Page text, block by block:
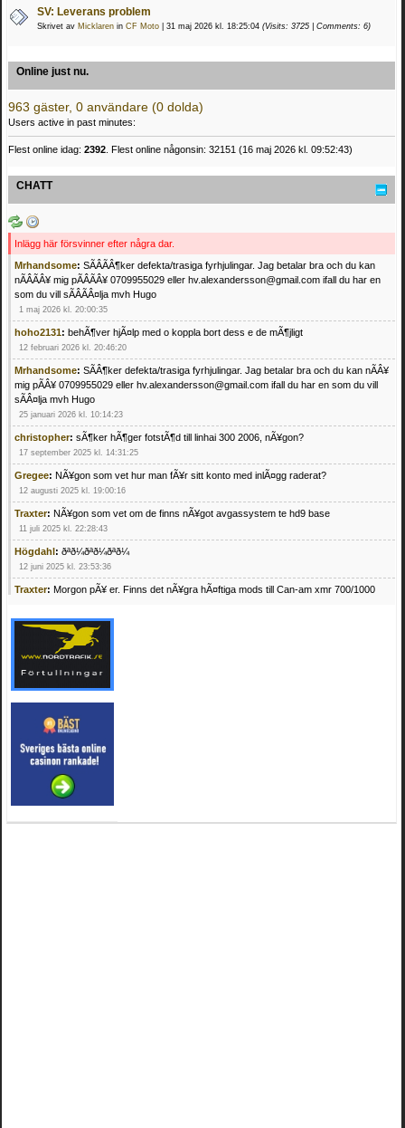
SV: Leverans problem
Skrivet av Micklaren in CF Moto | 31 maj 2026 kl. 18:25:04 (Visits: 3725 | Comments: 6)
Online just nu.
963 gäster, 0 användare (0 dolda)
Users active in past minutes:
Flest online idag: 2392 . Flest online någonsin: 32151 (16 maj 2026 kl. 09:52:43)
CHATT
Inlägg här försvinner efter några dar.
Mrhandsome: SÃÂÃÂ¶ker defekta/trasiga fyrhjulingar. Jag betalar bra och du kan
nÃÂÃÂ¥ mig pÃÂÃÂ¥ 0709955029 eller hv.alexandersson@gmail.com ifall du har en
som du vill sÃÂÃÂ¤lja mvh Hugo
1 maj 2026 kl. 20:00:35
hoho2131: behÃ¶ver hjÃ¤lp med o koppla bort dess e de mÃ¶jligt
12 februari 2026 kl. 20:46:20
Mrhandsome: SÃÂ¶ker defekta/trasiga fyrhjulingar. Jag betalar bra och du kan nÃÂ¥
mig pÃÂ¥ 0709955029 eller hv.alexandersson@gmail.com ifall du har en som du vill
sÃÂ¤lja mvh Hugo
25 januari 2026 kl. 10:14:23
christopher: sÃ¶ker hÃ¶ger fotstÃ¶d till linhai 300 2006, nÃ¥gon?
17 september 2025 kl. 14:31:25
Gregee: NÃ¥gon som vet hur man fÃ¥r sitt konto med inlÃ¤gg raderat?
12 augusti 2025 kl. 19:00:16
Traxter: NÃ¥gon som vet om de finns nÃ¥got avgassystem te hd9 base
11 juli 2025 kl. 22:28:43
Högdahl: ðªð¼ðªð¼ðªð¼
12 juni 2025 kl. 23:53:36
Traxter: Morgon pÃ¥ er. Finns det nÃ¥gra hÃ¤ftiga mods till Can-am xmr 700/1000
Mrhandsome:SÃ¶ker defekta/trasiga fyrhjulingar. Jag betalar bra och du kan nÃ¥ mig
pÃ¥ 0709955029 eller hv.alexandersson@gmail.com ifall du har en som du vill sÃ¤lja
mvh Hugo
21 februari 2025 kl. 09:25:52
Oscar5:NÃ¥gon som vet vad man kan begÃ¤ra fÃ¶r en Honda TRX 350 FE 2005
4 februari 2025 kl. 19:20:50
Oscar5:44
4 februari 2025 kl. 19:15:36
Greger59:NÃ¤gon som vet har en Cetek 500 EFI
15 januari 2025 kl. 23:49:44
Mrhandsome:SÃÂ¶ker defekta/trasiga fyrhjulingar. Jag betalar bra och du kan nÃÂ¥